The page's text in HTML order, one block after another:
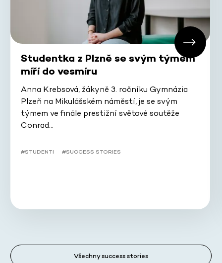
Studentka z Plzně se svým týmem
míří do vesmíru
Anna Krebsová, žákyně 3. ročníku Gymnázia
Plzeň na Mikulášském náměstí, je se svým
týmem ve finále prestižní světové soutěže
Conrad…
#STUDENTI #SUCCESS STORIES
Všechny success stories